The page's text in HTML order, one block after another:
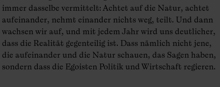
immer dasselbe vermittelt: Achtet auf die Natur, achtet
aufeinander, nehmt einander nichts weg, teilt. Und dann
wachsen wir auf, und mit jedem Jahr wird uns deutlicher,
dass die Realität gegenteilig ist. Dass nämlich nicht jene,
die aufeinander und die Natur schauen, das Sagen haben,
sondern dass die Egoisten Politik und Wirtschaft regieren.